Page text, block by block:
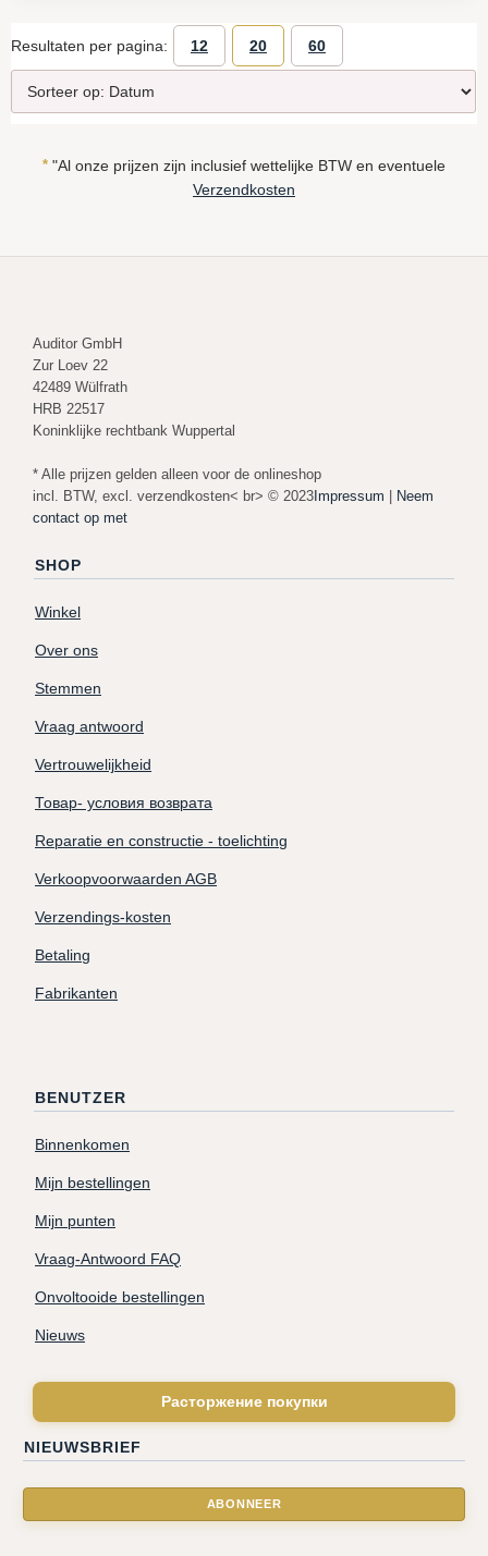
Resultaten per pagina: 12 20 60
* "Al onze prijzen zijn inclusief wettelijke BTW en eventuele
Verzendkosten
Auditor GmbH
Zur Loev 22
42489 Wülfrath
HRB 22517
Koninklijke rechtbank Wuppertal
* Alle prijzen gelden alleen voor de onlineshop
incl. BTW, excl. verzendkosten< br> © 2023Impressum | Neem
contact op met
SHOP
Winkel
Over ons
Stemmen
Vraag antwoord
Vertrouwelijkheid
Товар- условия возврата
Reparatie en constructie - toelichting
Verkoopvoorwaarden AGB
Verzendings-kosten
Betaling
Fabrikanten
BENUTZER
Binnenkomen
Mijn bestellingen
Mijn punten
Vraag-Antwoord FAQ
Onvoltooide bestellingen
Nieuws
Расторжение покупки
NIEUWSBRIEF